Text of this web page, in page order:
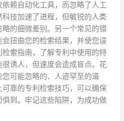
赖自动化工具，而忽略了人工
技加速了进程，但敏锐的人类
的细微差别。另一个常见的错
扭曲您的检索结果，并使您误
索指南，了解专利中使用的特
诱人，但速度会造成盲点。花
可能忽略的、人迹罕至的道
靠的专利检索技巧，可以确保
到。牢记这些陷阱，为成功做